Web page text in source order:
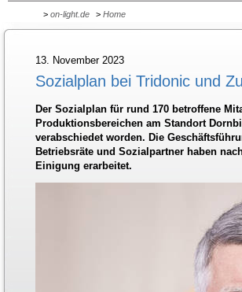
> on-light.de > Home
13. November 2023
Sozialplan bei Tridonic und
Der Sozialplan für rund 170 betroffene
Produktionsbereichen am Standort
verabschiedet worden. Die
Betriebsräte und Sozialpartner haben
Einigung erarbeitet.